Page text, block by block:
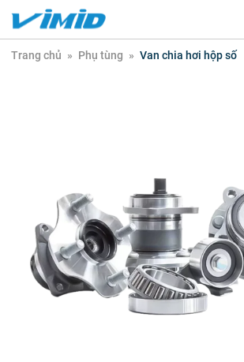
Trang chủ » Phụ tùng » Van chia hơi hộp số